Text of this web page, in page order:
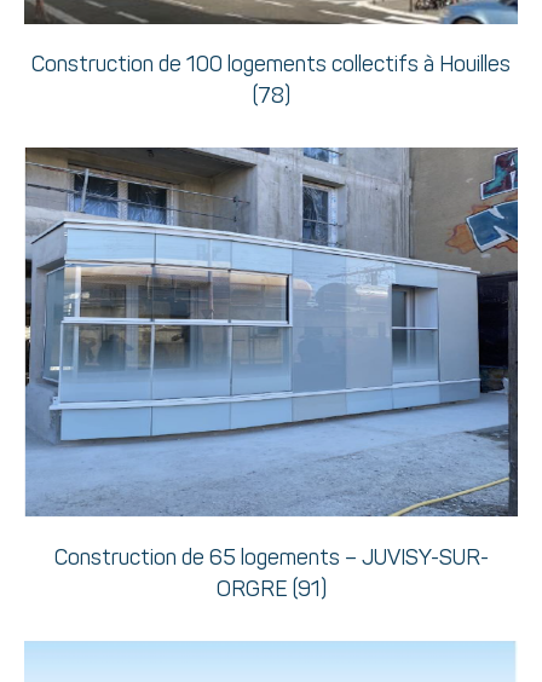
Construction de 100 logements collectifs à Houilles
(78)
Construction de 65 logements – JUVISY-SUR-
ORGRE (91)